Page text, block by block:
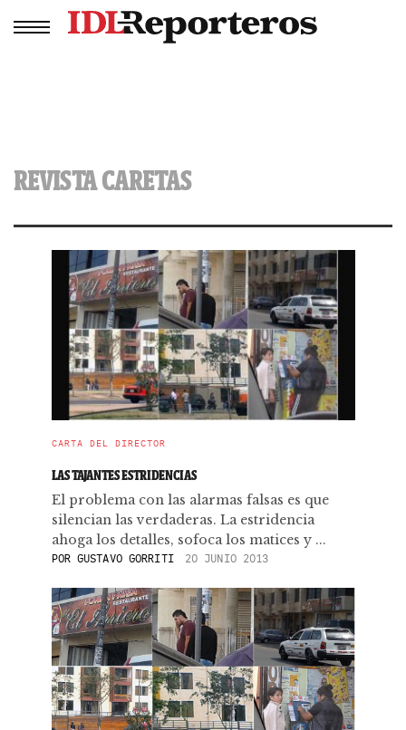
REVISTA CARETAS
CARTA DEL DIRECTOR
LAS TAJANTES ESTRIDENCIAS
El problema con las alarmas falsas es que
silencian las verdaderas. La estridencia
ahoga los detalles, sofoca los matices y ...
POR GUSTAVO GORRITI 20 JUNIO 2013